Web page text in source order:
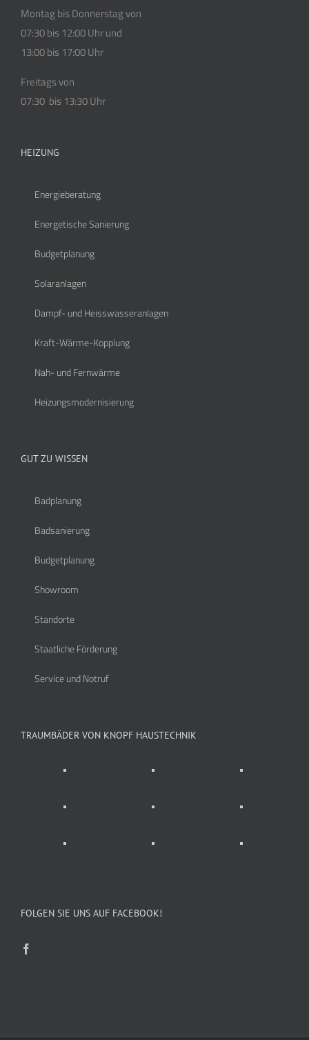
Montag bis Donnerstag von
07:30 bis 12:00 Uhr und
13:00 bis 17:00 Uhr
Freitags von
07:30 bis 13:30 Uhr
HEIZUNG
Energieberatung
Energetische Sanierung
Budgetplanung
Solaranlagen
Dampf- und Heisswasseranlagen
Kraft-Wärme-Kopplung
Nah- und Fernwärme
Heizungsmodernisierung
GUT ZU WISSEN
Badplanung
Badsanierung
Budgetplanung
Showroom
Standorte
Staatliche Förderung
Service und Notruf
TRAUMBÄDER VON KNOPF HAUSTECHNIK
FOLGEN SIE UNS AUF FACEBOOK!